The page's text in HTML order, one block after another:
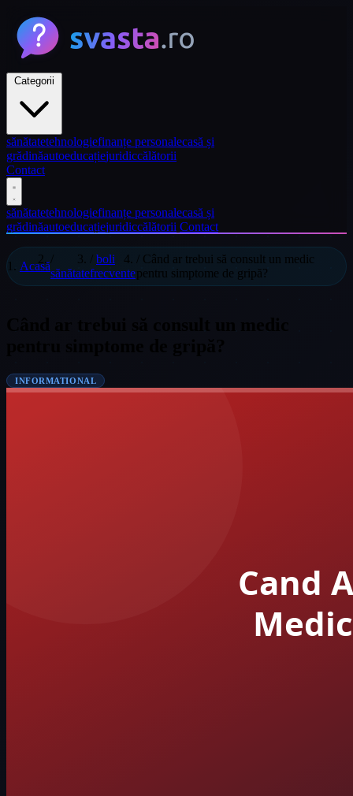
sănătatetehnologiefinanțe personalecasă și
grădinăautoeducațiejuridiccălătorii
Contact
sănătatetehnologiefinanțe personalecasă și
grădinăautoeducațiejuridiccălătorii Contact
Acasă
sănătate
/ boli
frecvente
/ Când ar trebui să consult un medic
pentru simptome de gripă?
INFORMATIONAL